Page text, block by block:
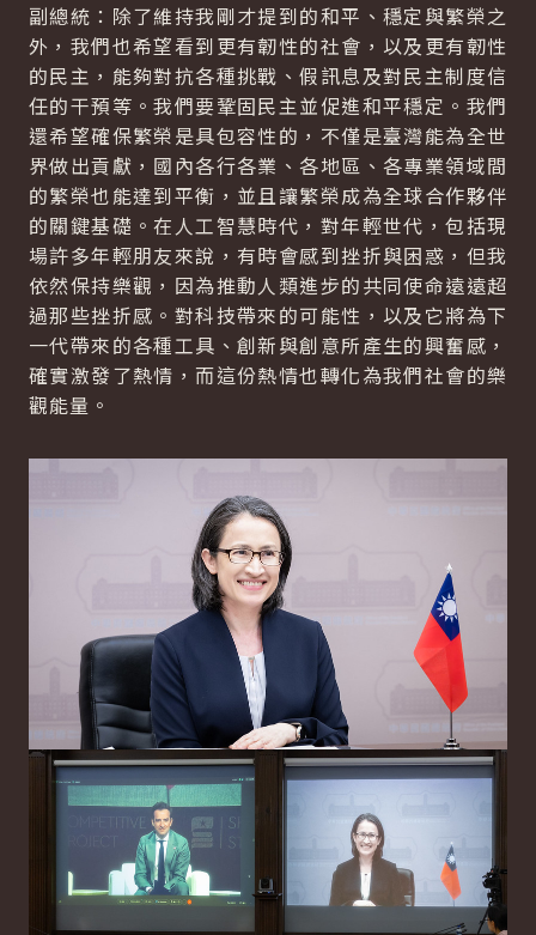
副總統：除了維持我剛才提到的和平、穩定與繁榮之
外，我們也希望看到更有韌性的社會，以及更有韌性
的民主，能夠對抗各種挑戰、假訊息及對民主制度信
任的干預等。我們要鞏固民主並促進和平穩定。我們
還希望確保繁榮是具包容性的，不僅是臺灣能為全世
界做出貢獻，國內各行各業、各地區、各專業領域間
的繁榮也能達到平衡，並且讓繁榮成為全球合作夥伴
的關鍵基礎。在人工智慧時代，對年輕世代，包括現
場許多年輕朋友來說，有時會感到挫折與困惑，但我
依然保持樂觀，因為推動人類進步的共同使命遠遠超
過那些挫折感。對科技帶來的可能性，以及它將為下
一代帶來的各種工具、創新與創意所產生的興奮感，
確實激發了熱情，而這份熱情也轉化為我們社會的樂
觀能量。